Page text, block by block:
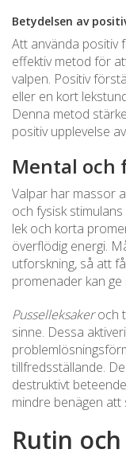
Betydelsen av
Att använda positiv
effektiv metod för
valpen. Positiv
eller en kort
Denna metod
positiv upplevelse
Mental och
Valpar har massor
och fysisk
lek och korta
överflödig energi.
utforskning, så att
promenader kan ge
Pusselleksakeroch
sinne. Dessa
tillfredsställande.
destruktivt
mindre benägen att
Rutin